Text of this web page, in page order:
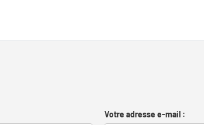
Votre adresse e-mail :